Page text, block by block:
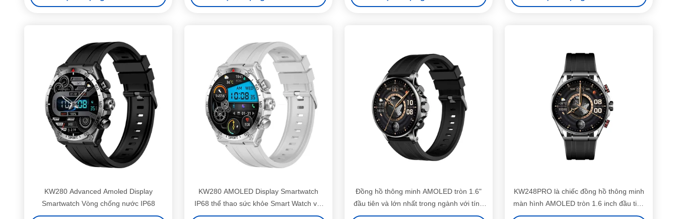
KW280 Advanced Amoled Display
Smartwatch Vòng chống nước IP68
KW280 AMOLED Display Smartwatch
IP68 thể thao sức khỏe Smart Watch với
bộ lưu trữ âm nhạc
Đồng hồ thông minh AMOLED tròn 1.6"
đầu tiên và lớn nhất trong ngành với tính
năng gọi Bluetooth và cảm biến nâng cao
KW248PRO là chiếc đồng hồ thông minh
màn hình AMOLED tròn 1.6 inch đầu tiên
và lớn nhất của ngành công nghiệp với